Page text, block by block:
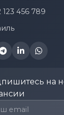
123 456 789
на
для подписки